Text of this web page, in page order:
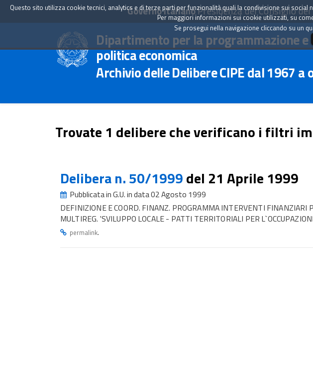
Governo ItalianoPresidenza del Consiglio
Dipartimento per la programmazione
politica economica
Archivio delle Delibere CIPE dal 1967 a
Trovate 1 delibere che verificano i filtri
Delibera n. 50/1999del 21 Aprile 1999
Pubblicata in G.U. in data 02 Agosto 1999
DEFINIZIONE E COORD. FINANZ. PROGRAMMA INTERVENTI FINANZIARI
MULTIREG. 'SVILUPPO LOCALE - PATTI TERRITORIALI PER
permalink.
Questo sito utilizza cookie tecnici, analytics e di terze parti per funzionalità quali la condivisione sui
Per maggiori informazioni sui cookie utilizzati, su
Se prosegui nella navigazione cliccando su un